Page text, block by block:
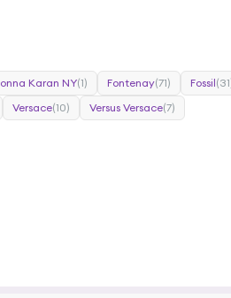
Karan NY(1) Fontenay(71) Fossil
Versace(10) Versus Versace(7)